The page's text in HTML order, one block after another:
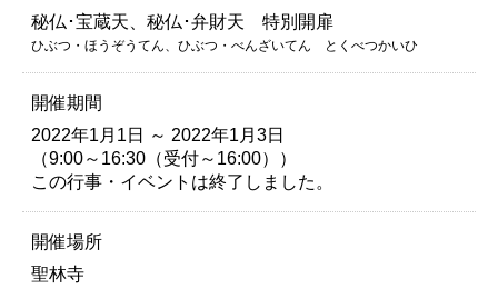
秘仏･宝蔵天、秘仏･弁財天 特別開扉
ひぶつ・ほうぞうてん、ひぶつ・べんざいてん とくべつかいひ
開催期間
2022年1月1日 ～ 2022年1月3日
（9:00～16:30（受付～16:00））
この行事・イベントは終了しました。
開催場所
聖林寺